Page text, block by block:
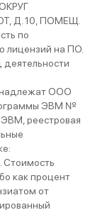
Д. 10, ПОМЕЩ.
по
лицензий на ПО.
ООО
ЭВМ №
реестровая
. Стоимость
как процент
от